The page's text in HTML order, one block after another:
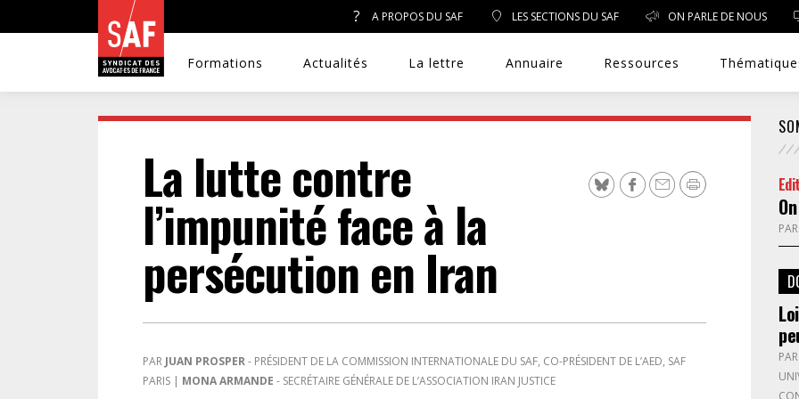
A PROPOS DU SAF LES SECTIONS DU SAF ON PARLE DE NOUS
Formations Actualités La lettre Annuaire Ressources
A. J. ET ACCÈS AU DROIT
CONGRÈS DU SAF
DÉFENSE PÉNALE
DROIT DE LA FAMILLE
DROIT SOCIAL
ENVIRONNEMENT/SANTÉ
EXERCICE PROFESSIONNEL
La lutte contre
l’impunité face à la
persécution en Iran
PAR JUAN PROSPER- PRÉSIDENT DE LA COMMISSION INTERNATIONALE DU SAF, CO-PRÉSIDENT DE L’AED, SAF
PARIS | MONA ARMANDE - SECRÉTAIRE GÉNÉRALE DE L’ASSOCIATION IRAN JUSTICE
PAR
PAR